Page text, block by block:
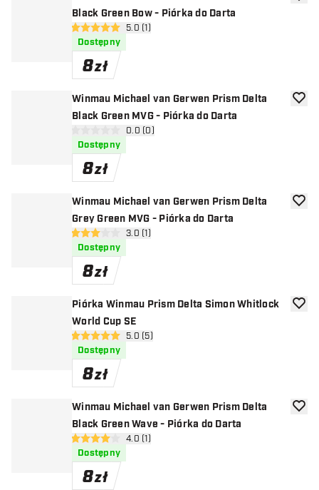
Black Green Bow - Piórka do Darta
otwórz panel recenzji
5 gwiazdki oceny
5.0 (1)
Dostępny
8zł
Winmau Michael van Gerwen Prism Delta
Black Green MVG - Piórka do Darta
otwórz panel recenzji
0 gwiazdki oceny0.0 (0)
Dostępny
8zł
Winmau Michael van Gerwen Prism Delta
Grey Green MVG - Piórka do Darta
otwórz panel recenzji
3 gwiazdki oceny
3.0 (1)
Dostępny
8zł
Piórka Winmau Prism Delta Simon Whitlock
World Cup SE
otwórz panel recenzji
5 gwiazdki oceny5.0 (5)
Dostępny
8zł
Winmau Michael van Gerwen Prism Delta
Black Green Wave - Piórka do Darta
otwórz panel recenzji
4 gwiazdki oceny
4.0 (1)
Dostępny
8zł